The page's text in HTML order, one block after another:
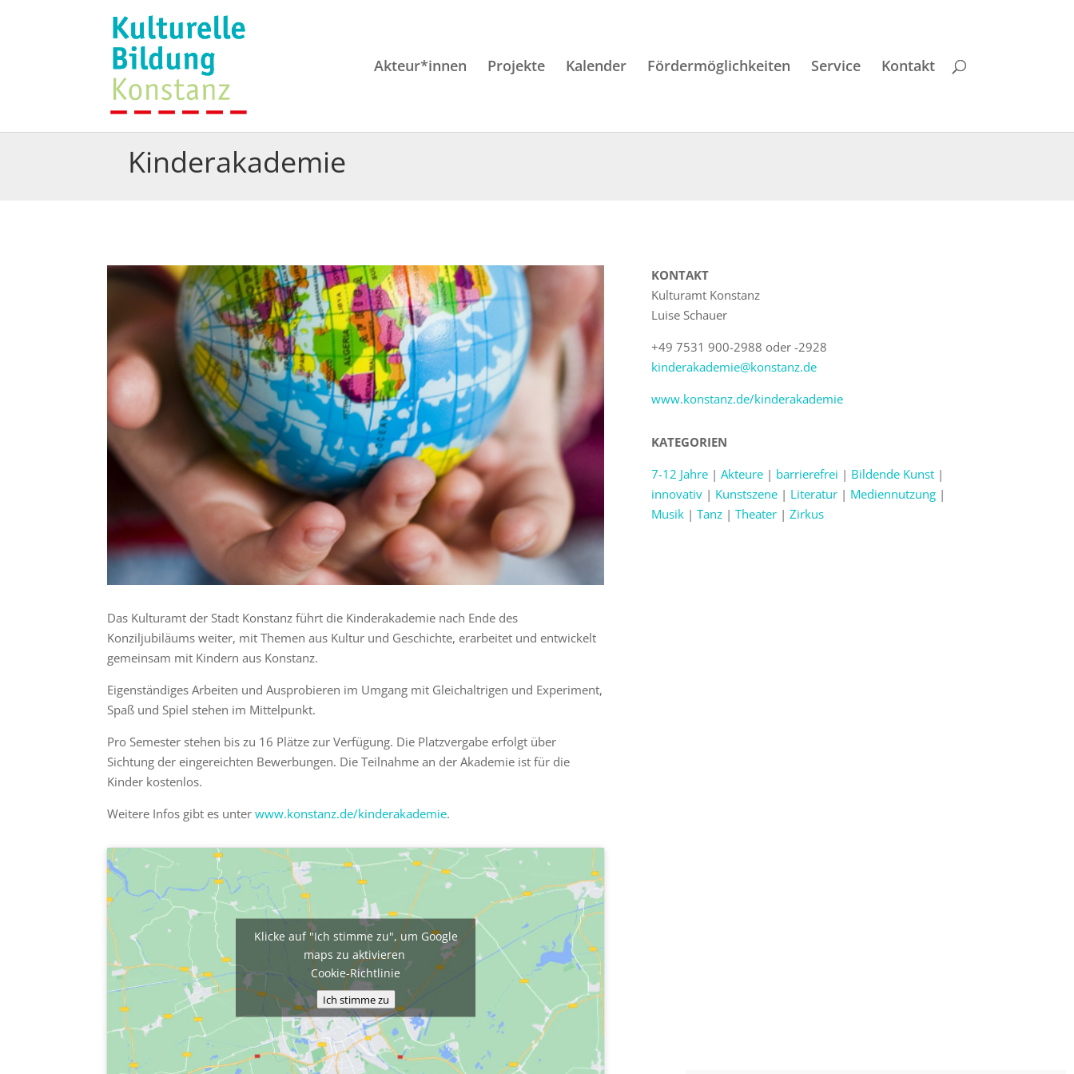
Akteur*innen Projekte Kalender Fördermöglichkeiten Service Kontakt
Kinderakademie
Das Kulturamt der Stadt Konstanz führt die Kinderakademie nach Ende des
Konziljubiläums weiter, mit Themen aus Kultur und Geschichte, erarbeitet und entwickelt
gemeinsam mit Kindern aus Konstanz.
Eigenständiges Arbeiten und Ausprobieren im Umgang mit Gleichaltrigen und Experiment,
Spaß und Spiel stehen im Mittelpunkt.
Pro Semester stehen bis zu 16 Plätze zur Verfügung. Die Platzvergabe erfolgt über
Sichtung der eingereichten Bewerbungen. Die Teilnahme an der Akademie ist für die
Kinder kostenlos.
Weitere Infos gibt es unterwww.konstanz.de/kinderakademie.
Klicke auf "Ich stimme zu", um Google
maps zu aktivieren
Cookie-Richtlinie
Ich stimme zu
KONTAKT
Kulturamt Konstanz
Luise Schauer
+49 7531 900-2988 oder -2928
kinderakademie@konstanz.de
www.konstanz.de/kinderakademie
KATEGORIEN
7-12 Jahre| Akteure| barrierefrei | Bildende Kunst|
innovativ| Kunstszene| Literatur| Mediennutzung|
Musik| Tanz| Theater| Zirkus